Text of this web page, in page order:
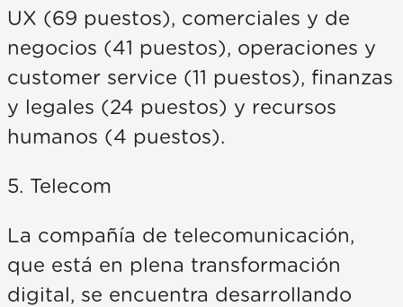
UX (69 puestos), comerciales y de
negocios (41 puestos), operaciones y
customer service (11 puestos), finanzas
y legales (24 puestos) y recursos
humanos (4 puestos).
5. Telecom
La compañía de telecomunicación,
que está en plena transformación
digital, se encuentra desarrollando